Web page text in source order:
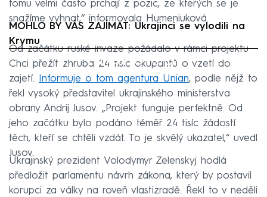
tomu velmi často prchají z pozic, ze kterých se je
snažíme vyhnat,“ informovala Humeniuková.
MOHLO BY VÁS ZAJÍMAT: Ukrajinci se vylodili na
Krymu
Failed to fetch
Od začátku ruské invaze požádalo v rámci projektu
Chci přežít zhruba 24 tisíc okupantů o vzetí do
zajetí.
Informuje o tom agentura Unian, podle nějž to
řekl vysoký představitel ukrajinského ministerstva
obrany Andrij Jusov. „Projekt funguje perfektně. Od
jeho začátku bylo podáno téměř 24 tisíc žádostí
těch, kteří se chtěli vzdát. To je skvělý ukazatel,“ uvedl
Jusov.
Ukrajinský prezident Volodymyr Zelenskyj hodlá
předložit parlamentu návrh zákona, který by postavil
korupci za války na roveň vlastizradě. Řekl to v neděli